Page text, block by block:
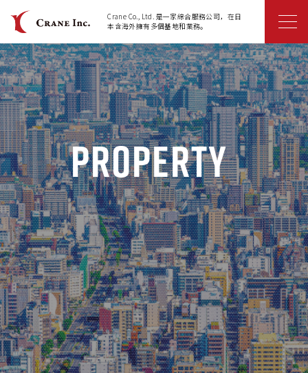
Crane Co., Ltd. 是一家綜合服務公司，在日
本含海外擁有多個基地和業務。
Property